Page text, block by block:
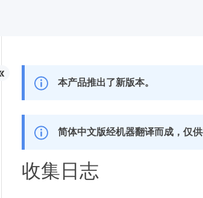
本产品推出了新版本。
简体中文版经机器翻译而成，仅
收集日志